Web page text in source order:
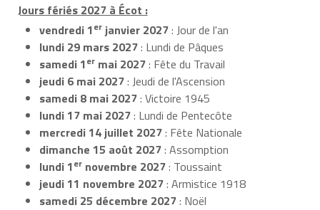
Jours fériés 2027 à Écot :
vendredi 1er janvier 2027: Jour de l'an
lundi 29 mars 2027: Lundi de Pâques
samedi 1er mai 2027: Fête du Travail
jeudi 6 mai 2027: Jeudi de l'Ascension
samedi 8 mai 2027: Victoire 1945
lundi 17 mai 2027: Lundi de Pentecôte
mercredi 14 juillet 2027: Fête Nationale
dimanche 15 août 2027: Assomption
lundi 1er novembre 2027: Toussaint
jeudi 11 novembre 2027: Armistice 1918
samedi 25 décembre 2027: Noël